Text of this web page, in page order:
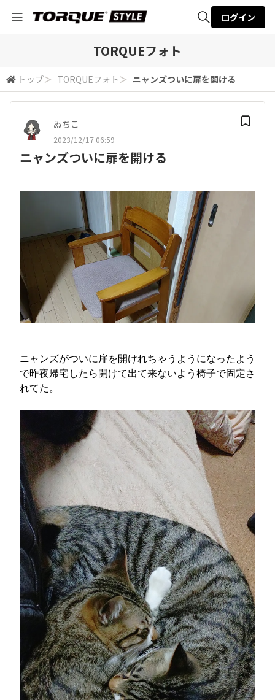
検索
ログイン
TORQUEフォト
トップ＞ TORQUEフォト ＞ ニャンズついに扉を開ける
ゐちこ
2023/12/17 06:59
ニャンズついに扉を開ける
ニャンズがついに扉を開けれちゃうようになったよう
で昨夜帰宅したら開けて出て来ないよう椅子で固定さ
れてた。